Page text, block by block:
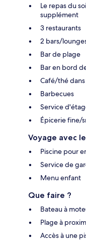
Le repas du
supplément
3 restaurants
2 bars/
Bar de plage
Bar en bord
Café/thé dans
Barbecues
Service
Épicerie fine/
Voyage avec
Piscine pour
Service de
Menu enfant
Que faire ?
Bateau à
Plage à
Accès à une